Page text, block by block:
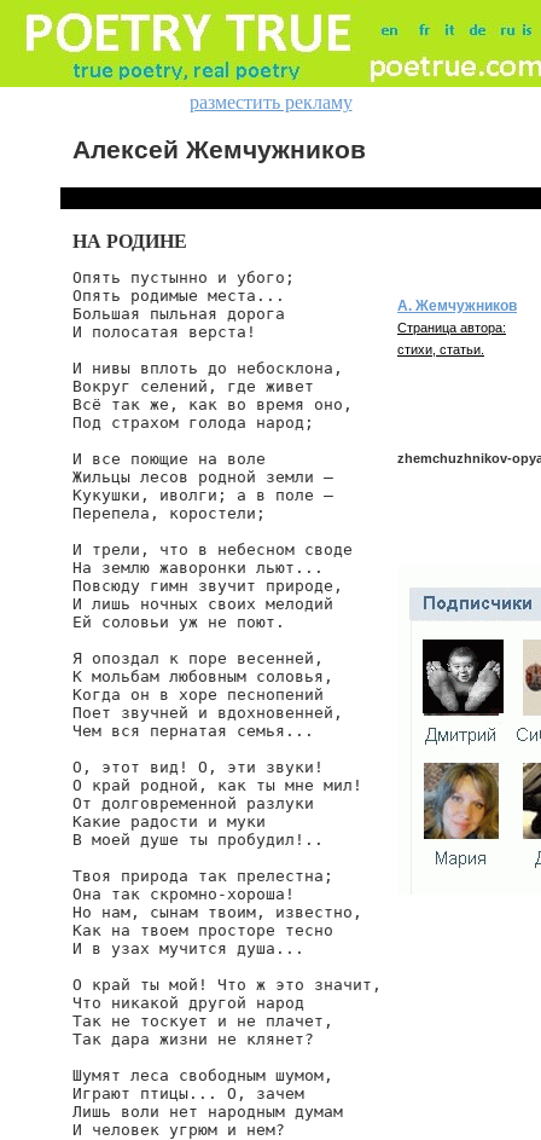
разместить рекламу
Алексей Жемчужников
НА РОДИНЕ
Опять пустынно и убого;
Опять родимые места...
Большая пыльная дорога
И полосатая верста!
И нивы вплоть до небосклона,
Вокруг селений, где живет
Всё так же, как во время оно,
Под страхом голода народ;
И все поющие на воле
Жильцы лесов родной земли —
Кукушки, иволги; а в поле —
Перепела, коростели;
И трели, что в небесном своде
На землю жаворонки льют...
Повсюду гимн звучит природе,
И лишь ночных своих мелодий
Ей соловьи уж не поют.
Я опоздал к поре весенней,
К мольбам любовным соловья,
Когда он в хоре песнопений
Поет звучней и вдохновенней,
Чем вся пернатая семья...
О, этот вид! О, эти звуки!
О край родной, как ты мне мил!
От долговременной разлуки
Какие радости и муки
В моей душе ты пробудил!..
Твоя природа так прелестна;
Она так скромно-хороша!
Но нам, сынам твоим, известно,
Как на твоем просторе тесно
И в узах мучится душа...
О край ты мой! Что ж это значит,
Что никакой другой народ
Так не тоскует и не плачет,
Так дара жизни не клянет?
Шумят леса свободным шумом,
Играют птицы... О, зачем
Лишь воли нет народным думам
И человек угрюм и нем?
А. Жемчужников
Страница автора:
стихи, статьи.
zhemchuzhnikov-